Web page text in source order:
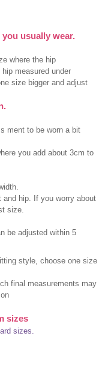
you usually wear.
where the hip
measured under
size bigger and adjust
ment to be worn a bit
you add about 3cm to
hip. If you worry about
size.
be adjusted within 5
style, choose one size
final measurements may
sizes
sizes.